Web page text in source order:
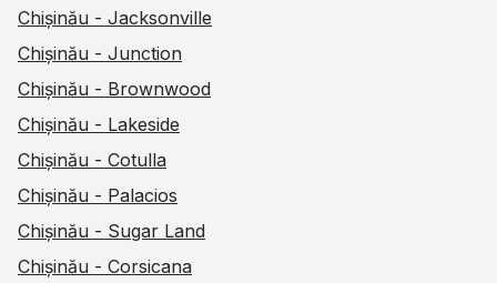
Chișinău - Jacksonville
Chișinău - Junction
Chișinău - Brownwood
Chișinău - Lakeside
Chișinău - Cotulla
Chișinău - Palacios
Chișinău - Sugar Land
Chișinău - Corsicana